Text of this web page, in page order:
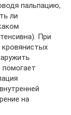
пальпацию,
ли
При
кровянистых
помогает
на